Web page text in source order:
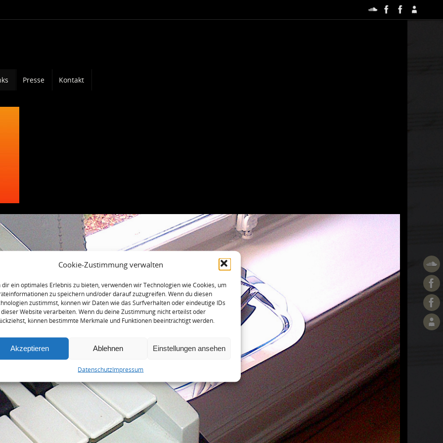
Cookie-Zustimmung verwalten
dir ein optimales Erlebnis zu bieten, verwenden wir Technologien wie Cookies, um
zu speichern und/oder darauf zuzugreifen. Wenn du diesen
zustimmst, können wir Daten wie das Surfverhalten oder eindeutige IDs
Website verarbeiten. Wenn du deine Zustimmung nicht erteilst oder
können bestimmte Merkmale und Funktionen beeinträchtigt werden.
Akzeptieren Ablehnen Einstellungen ansehen
DatenschutzImpressum
Presse Kontakt